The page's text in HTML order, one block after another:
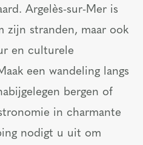
Argelès-sur-Mer is
zijn stranden, maar ook
en culturele
een wandeling langs
bergen of
in charmante
nodigt u uit om